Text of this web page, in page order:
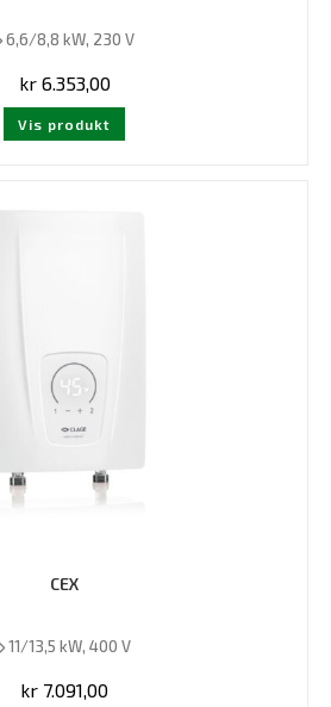
6,6/8,8 kW, 230 V
kr6.353,00
Vis produkt
CEX
11/13,5 kW, 400 V
kr 7.091,00